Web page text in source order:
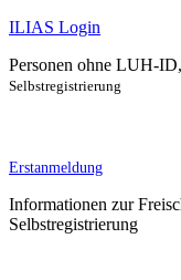
ILIAS Login
Personen ohne LUH-
Selbstregistrierung
Erstanmeldung
Informationen zur
Selbstregistrierung